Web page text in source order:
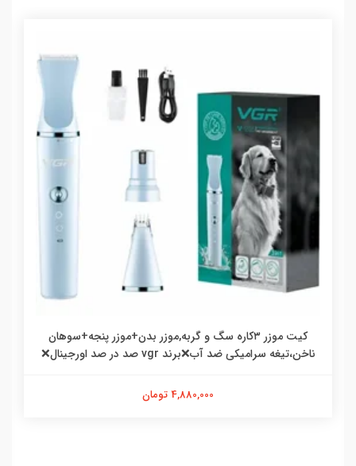
کیت موزر ۳کاره سگ و گربه,موزر بدن+موزر پنجه+سوهان
ناخن،تیغه سرامیکی ضد آب❌برند vgr صد در صد اورجینال❌
4,880,000 تومان